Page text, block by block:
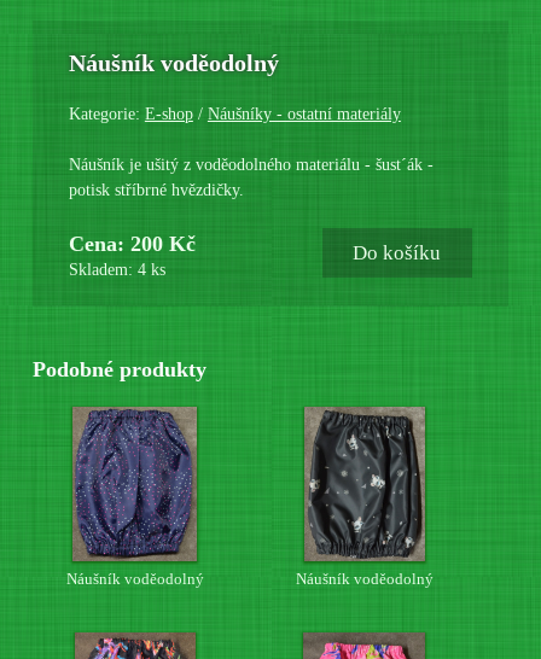
Náušník voděodolný
Kategorie: E-shop/ Náušníky - ostatní materiály
Náušník je ušitý z voděodolného materiálu - šust´ák -
potisk stříbrné hvězdičky.
Cena: 200 Kč
Skladem: 4 ks
Do košíku
Podobné produkty
Náušník voděodolný Náušník voděodolný